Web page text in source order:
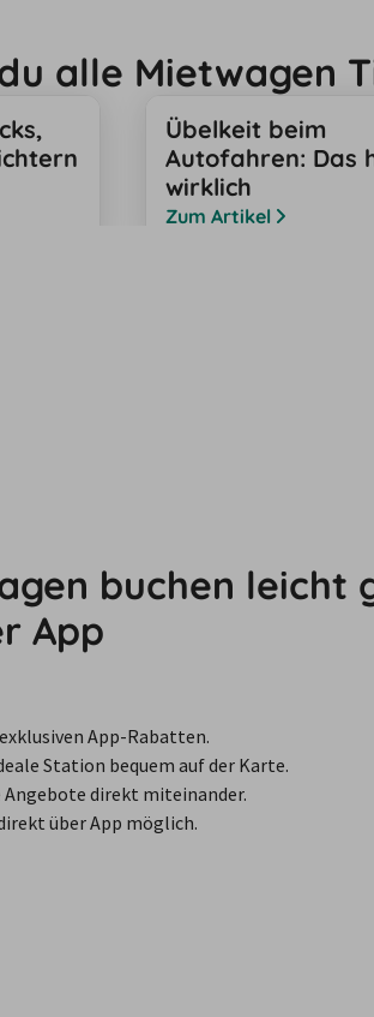
alle Mietwagen
Übelkeit beim
Autofahren: Das
wirklich
Zum Artikel
buchen leicht
App
App-Rabatten.
Station bequem auf der Karte.
Angebote direkt miteinander.
über App möglich.